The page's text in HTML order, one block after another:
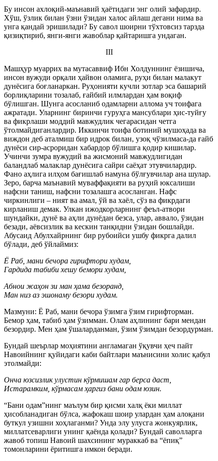
Бу инсон ахлоқий-маънавий ҳаётидаги энг олий зафардир.
Хўш, ўзлик билан ўзни ўзидан халос айлаш дегани нима ва
унга қандай эришилади? Бу савол шоирни тўхтовсиз тарзда
қизиқтириб, янги-янги жавоблар қайтаришга ундаган.
III
Машҳур муаррих ва мутасаввиф Ибн Холдуннинг ёзишича,
инсон вужуди орқали ҳайвон оламига, руҳи билан малакут
дунёсига боғланаркан. Руҳонияти кучли зотлар эса башарий
борлиқларини тозалаб, ғайбий илмлардан ҳам воқиф
бўлишган. Шунга асосланиб одамларни аллома уч тоифага
ажратади. Уларнинг биринчи гуруҳга мансублари ҳис-туйғу
ва фикрлаши моддий мавжудлик чегарасидан четга
ўтолмайдиганлардир. Иккинчи тоифа ботиний мушоҳада ва
виждон деб аталмиш бир идрок билан, узоқ чўзилмаса-да ғайб
дунёси сир-асроридан хабардор бўлишга қодир кишилар.
Учинчи зумра вужудий ва жисмоний мавжудлигидан
баландлаб малаклар дунёсига сайри саёҳат этувчилардир.
Фано аҳлига илҳом бағишлаб намуна бўлғувчилар ана шулар.
Зеро, барча маънавий муваффақияти ва руҳий юксалиши
нафсни таниш, нафсни тозалашга асосланган. Нафс
чиркинлиги – ният ва амал, ўй ва хаёл, сўз ва фикрдаги
кирланиш демак. Улкан ижодкорларнинг феъл-атвори
шундайки, дунё ва аҳли дунёдан безса, улар, аввало, ўзидан
безади, аёвсизлик ва кескин танқидни ўзидан бошлайди.
Абусаид Абулхайрнинг бир рубоийси ушбу фикрга далил
бўлади, деб ўйлаймиз:
Ё Раб, мани бечора гирифтори худам,
Гардида табиби хешу бемори худам,
Абнои жаҳон зи ман ҳама безоранд,
Ман низ аз эшонаму безори худам.
Мазмуни: Ё Раб, мани бечора ўзимга ўзим гирифторман.
Бемор ҳам, табиб ҳам ўзимман. Олам аҳлининг бари мендан
безордир. Мен ҳам ўшаларданман, ўзим ўзимдан безордурман.
Бундай шеърлар моҳиятини англамаган ўқувчи ҳеч пайт
Навоийнинг қуйидаги каби байтлари маънисини холис қабул
этолмайди:
Онча юзсизлик улустин кўрмишам гар берса даст,
Истарамким, кўрмасам ҳаргиз бани одам юзин.
“Бани одам”нинг маълум бир қисми халқ ёки миллат
ҳисобланадиган бўлса, жафокаш шоир улардан ҳам алоқани
буткул узишни хоҳлаганми? Унда элу улусга жонкуярлик,
миллатсеварлиги унинг қаёнда қолади? Бундай саволларга
жавоб топиш Навоий шахсининг мураккаб ва “ёпиқ”
томонларини ёритишга имкон беради.